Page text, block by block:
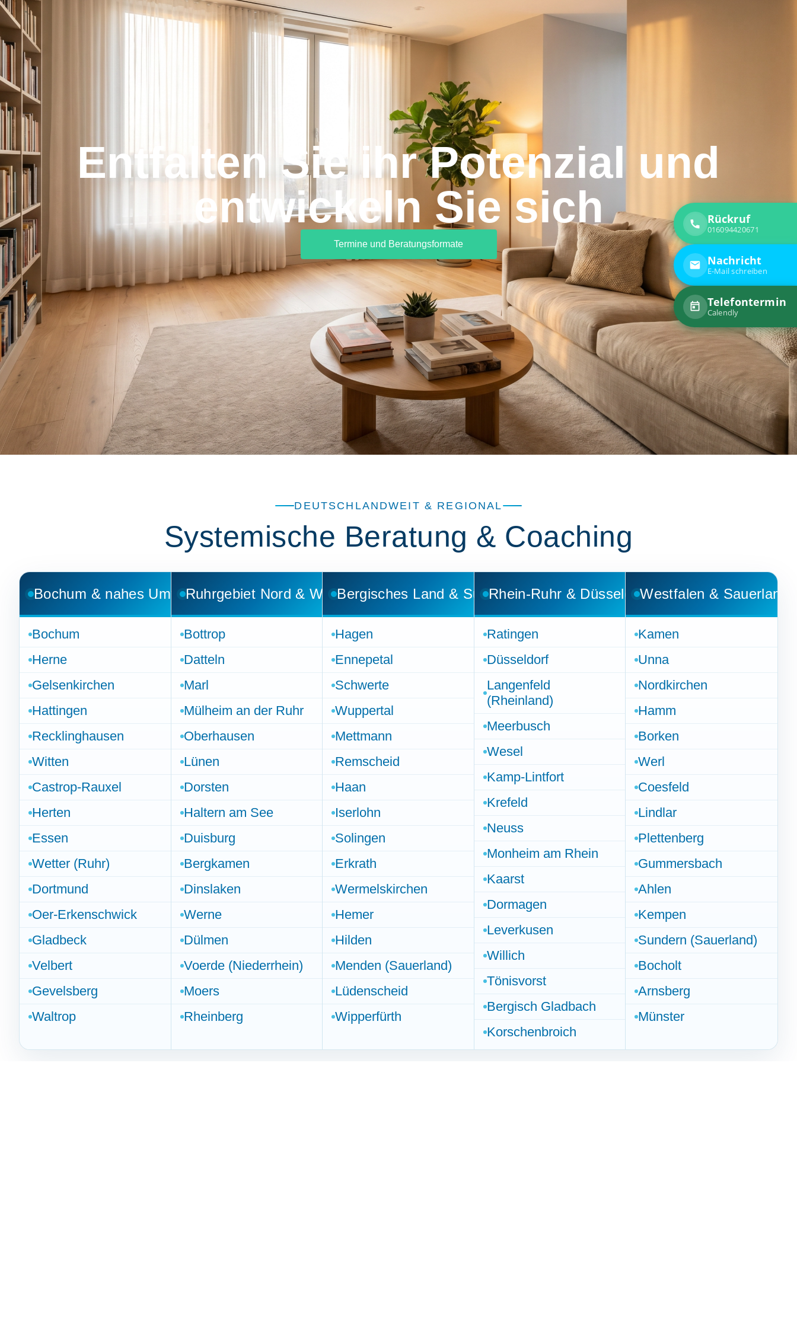
Entfalten Sie ihr Potenzial und
entwickeln Sie sich
Termine und Beratungsformate
DEUTSCHLANDWEIT & REGIONAL
Systemische Beratung & Coaching
Bochum & nahes Umfeld
Bochum
Herne
Gelsenkirchen
Hattingen
Recklinghausen
Witten
Castrop-Rauxel
Herten
Essen
Wetter (Ruhr)
Dortmund
Oer-Erkenschwick
Gladbeck
Velbert
Gevelsberg
Waltrop
Ruhrgebiet Nord & West
Bottrop
Datteln
Marl
Mülheim an der Ruhr
Oberhausen
Lünen
Dorsten
Haltern am See
Duisburg
Bergkamen
Dinslaken
Werne
Dülmen
Voerde (Niederrhein)
Moers
Rheinberg
Bergisches Land & Süden
Hagen
Ennepetal
Schwerte
Wuppertal
Mettmann
Remscheid
Haan
Iserlohn
Solingen
Erkrath
Wermelskirchen
Hemer
Hilden
Menden (Sauerland)
Lüdenscheid
Wipperfürth
Rhein-Ruhr & Düsseldorf
Ratingen
Düsseldorf
Langenfeld
(Rheinland)
Meerbusch
Wesel
Kamp-Lintfort
Krefeld
Neuss
Monheim am Rhein
Kaarst
Dormagen
Leverkusen
Willich
Tönisvorst
Bergisch Gladbach
Korschenbroich
Westfalen & Sauerland
Kamen
Unna
Nordkirchen
Hamm
Borken
Werl
Coesfeld
Lindlar
Plettenberg
Gummersbach
Ahlen
Kempen
Sundern (Sauerland)
Bocholt
Arnsberg
Münster